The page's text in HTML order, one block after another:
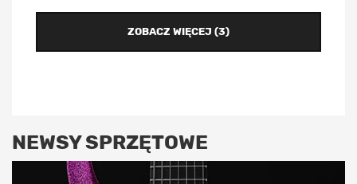
ZOBACZ WIĘCEJ (3)
NEWSY SPRZĘTOWE